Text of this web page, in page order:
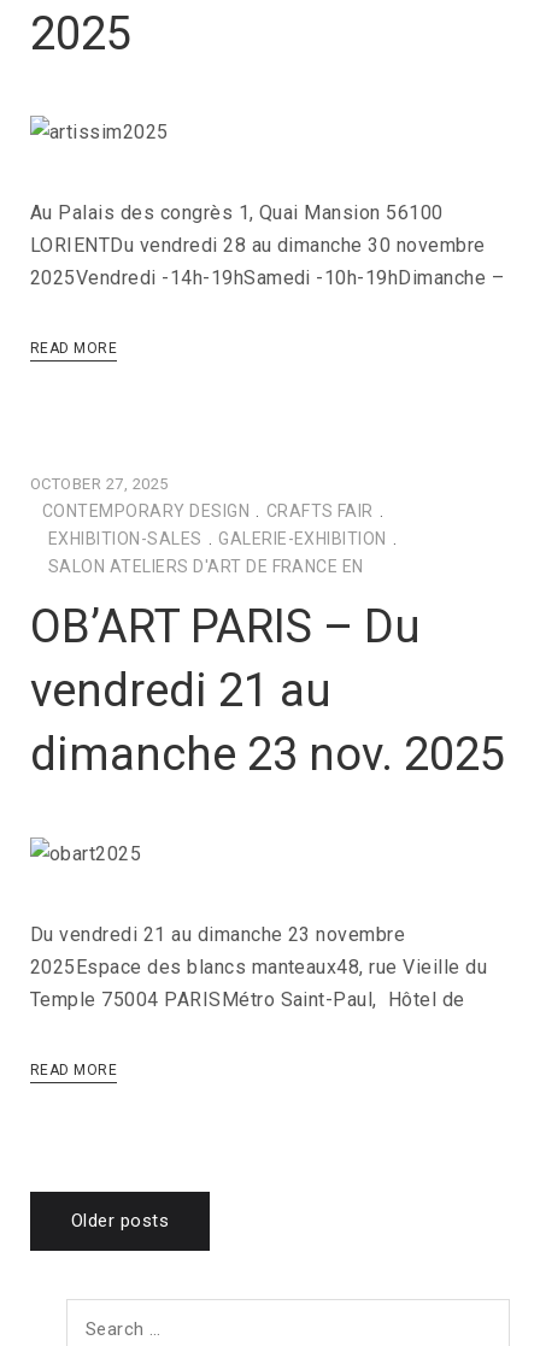
2025
Au Palais des congrès 1, Quai Mansion 56100
LORIENTDu vendredi 28 au dimanche 30 novembre
2025Vendredi -14h-19hSamedi -10h-19hDimanche –
READ MORE
OCTOBER 27, 2025
CONTEMPORARY DESIGN . CRAFTS FAIR .
EXHIBITION-SALES . GALERIE-EXHIBITION .
SALON ATELIERS D'ART DE FRANCE EN
OB’ART PARIS – Du
vendredi 21 au
dimanche 23 nov. 2025
Du vendredi 21 au dimanche 23 novembre
2025Espace des blancs manteaux48, rue Vieille du
Temple 75004 PARISMétro Saint-Paul, Hôtel de
READ MORE
Posts
navigation
Older posts